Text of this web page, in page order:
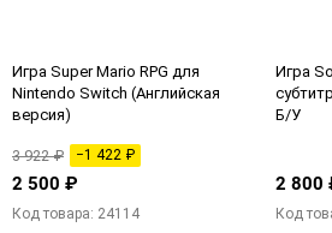
Игра Super Mario RPG для
Nintendo Switch (Английская
версия)
3 922 ₽ −1 422 ₽
2 500 ₽
Код товара: 24114
Игра
Б/У
2 800
Код